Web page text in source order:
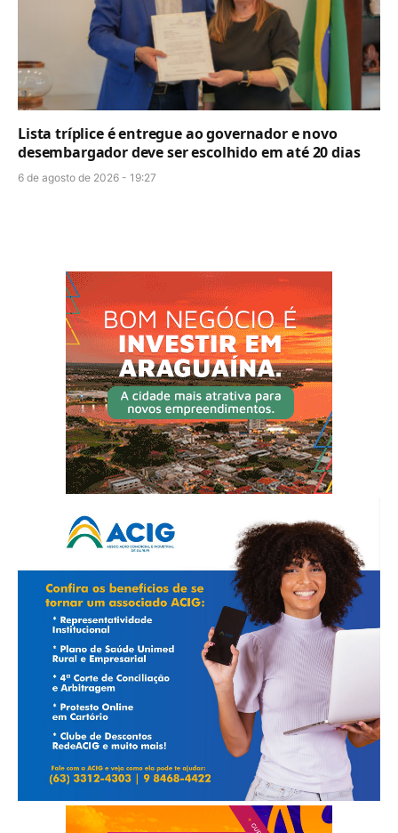
Lista tríplice é entregue ao governador e novo
desembargador deve ser escolhido em até 20 dias
6 de agosto de 2026 - 19:27